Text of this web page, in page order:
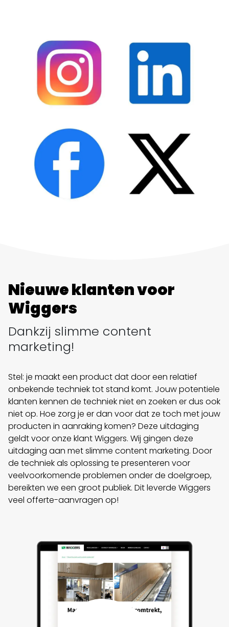
Nieuwe klanten voor
Wiggers
Dankzij slimme content
marketing!
Stel: je maakt een product dat door een relatief
onbekende techniek tot stand komt. Jouw potentiele
klanten kennen de techniek niet en zoeken er dus ook
niet op. Hoe zorg je er dan voor dat ze toch met jouw
producten in aanraking komen? Deze uitdaging
geldt voor onze klant Wiggers. Wij gingen deze
uitdaging aan met slimme content marketing. Door
de techniek als oplossing te presenteren voor
veelvoorkomende problemen onder de doelgroep,
bereikten we een groot publiek. Dit leverde Wiggers
veel offerte-aanvragen op!